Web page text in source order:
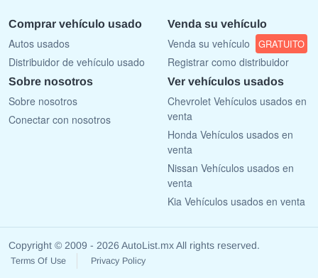
Comprar vehículo usado
Autos usados
Distribuidor de vehículo usado
Venda su vehículo
Venda su vehículo GRATUITO
Registrar como distribuidor
Sobre nosotros
Sobre nosotros
Conectar con nosotros
Ver vehículos usados
Chevrolet Vehículos usados en
venta
Honda Vehículos usados en
venta
Nissan Vehículos usados en
venta
Kia Vehículos usados en venta
Copyright © 2009 - 2026 AutoList.mx All rights reserved.
Terms Of Use Privacy Policy